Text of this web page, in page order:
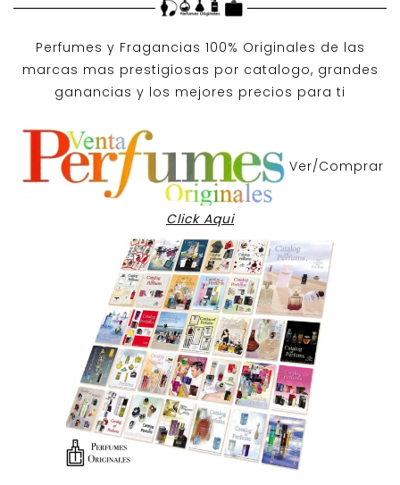
Perfumes y Fragancias 100% Originales de las
marcas mas prestigiosas por catalogo, grandes
ganancias y los mejores precios para ti
Ver/Comprar
Click Aqui